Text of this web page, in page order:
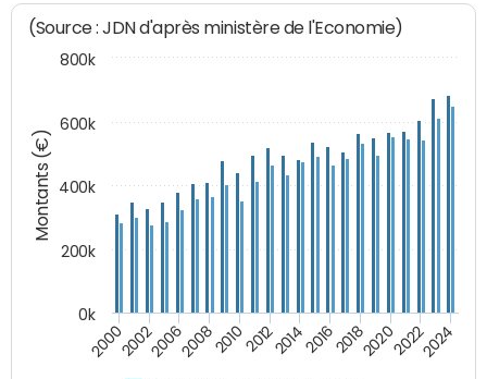
Montants (€)
(Source : JDN d'après ministère de l'Economie)
200020022006200820102012201420162018202020222024
0k
200k
400k
600k
800k